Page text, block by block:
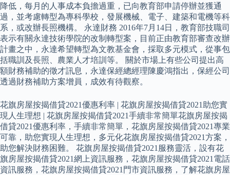
降低，每月的人事成本負擔過重，已向教育部申請停辦並獲通
過，並考慮轉型為專科學校，發展機械、電子、建築和電機等科
系，或改辦長照機構。 永達財務 2016年7月14日，教育部技職司
表示有關永達技術學院的改制轉型案，目前正由教育部審查改辦
計畫之中，永達希望轉型為文教基金會，採取多元模式，從事包
括職訓及長照、農業人才培訓等。 關於市場上有些公司提出高
額財務補助的徵才訊息，永達保經總經理陳慶鴻指出，保經公司
透過財務補助方案增員，成效有待觀察。
花旗房屋按揭借貸2021優惠利率 | 花旗房屋按揭借貸2021助您實
現人生理想 | 花旗房屋按揭借貸2021手續非常簡單花旗房屋按揭
借貸2021優惠利率，手續非常簡單，花旗房屋按揭借貸2021專業
可靠，助您實現人生理想，多元化花旗房屋按揭借貸2021方案，
助您解決財務困難。 花旗房屋按揭借貸2021服務靈活，設有花
旗房屋按揭借貸2021網上資訊服務，花旗房屋按揭借貸2021電話
資訊服務，花旗房屋按揭借貸2021門市資訊服務，了解花旗房屋